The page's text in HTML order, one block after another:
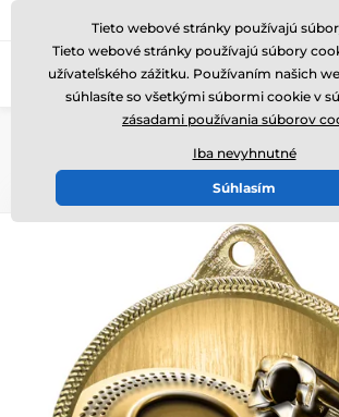
Zavolajte nám (Po-Pi 8-17)
Kovové medaily s potlačou
MDLR001
Tieto webové stránky používajú
Tieto webové stránky používajú súbory
užívateľského zážitku. Používaním našich
súhlasíte so všetkými súbormi cookie v
zásadami používania súborov
Iba nevyhnutné
Súhlasím